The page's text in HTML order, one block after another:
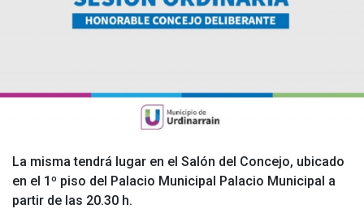
La misma tendrá lugar en el Salón del Concejo, ubicado
en el 1º piso del Palacio Municipal Palacio Municipal a
partir de las 20.30 h.